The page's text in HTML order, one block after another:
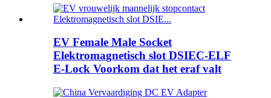
EV Female Male Socket
Elektromagnetisch slot DSIEC-ELF
E-Lock Voorkom dat het eraf valt